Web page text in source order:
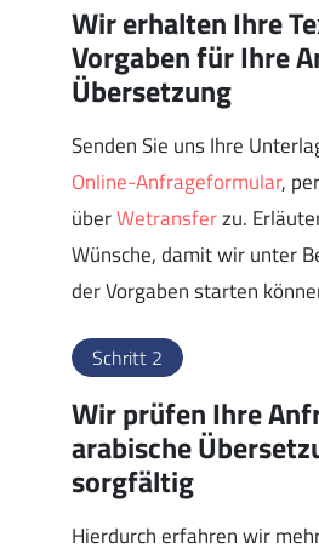
Wir erhalten Ihre
Vorgaben für Ihre
Übersetzung
Senden Sie uns Ihre
Online-Anfrageformular, per
überWetransferzu.
Wünsche, damit wir unter
der Vorgaben starten
Schritt 2
Wir prüfen Ihre
arabische
sorgfältig
Hierdurch erfahren wir